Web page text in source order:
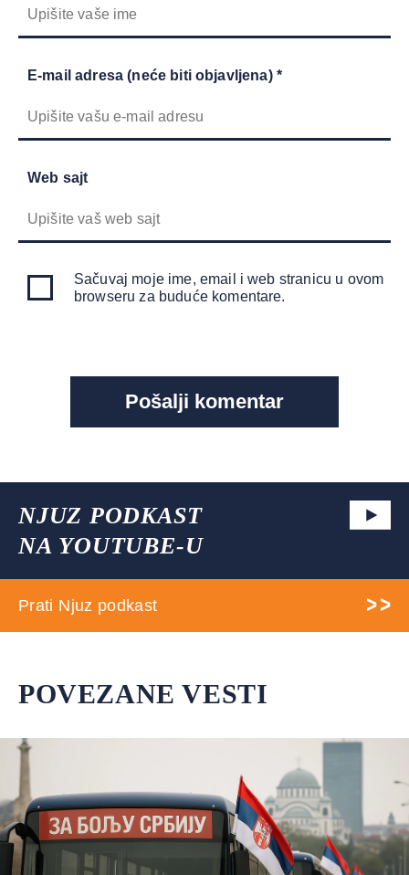
E-mail adresa (neće biti objavljena) *
Web sajt
Sačuvaj moje ime, email i web stranicu u ovom
browseru za buduće komentare.
NJUZ PODKAST
NA YOUTUBE-U
Prati Njuz podkast
POVEZANE VESTI